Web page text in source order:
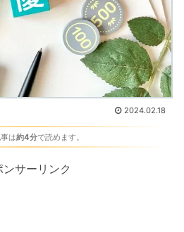
2024.02.18
は約4分で読めます。
ンサーリンク